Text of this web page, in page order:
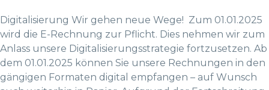
Digitalisierung Wir gehen neue Wege! Zum 01.01.2025
wird die E-Rechnung zur Pflicht. Dies nehmen wir zum
Anlass unsere Digitalisierungsstrategie fortzusetzen. Ab
dem 01.01.2025 können Sie unsere Rechnungen in den
gängigen Formaten digital empfangen – auf Wunsch